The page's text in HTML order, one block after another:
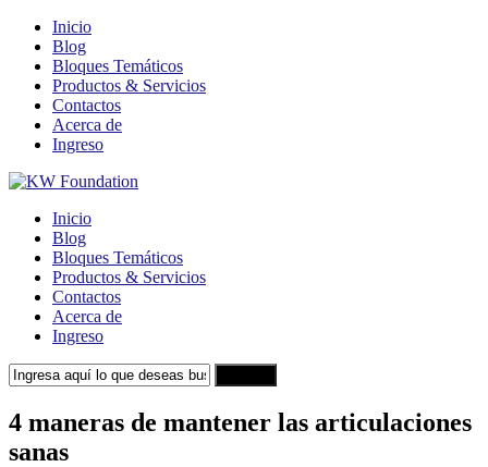
Inicio
Blog
Bloques Temáticos
Productos & Servicios
Contactos
Acerca de
Ingreso
Inicio
Blog
Bloques Temáticos
Productos & Servicios
Contactos
Acerca de
Ingreso
4 maneras de mantener las articulaciones
sanas